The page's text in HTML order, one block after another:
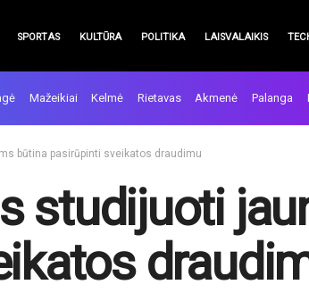
SPORTAS KULTŪRA POLITIKA LAISVALAIKIS
Mažeikiai Kelmė Rietavas Akmenė Palanga
būtina pasirūpinti sveikatos draudimu
studijuoti